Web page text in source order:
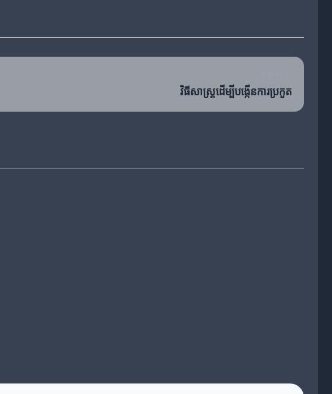
វិធីសាស្ត្រដើម្បីបង្កើនការប្រកួត